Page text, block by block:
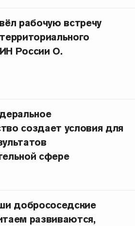
рабочую встречу
России О.
создает условия для
сфере
добрососедские
развиваются,